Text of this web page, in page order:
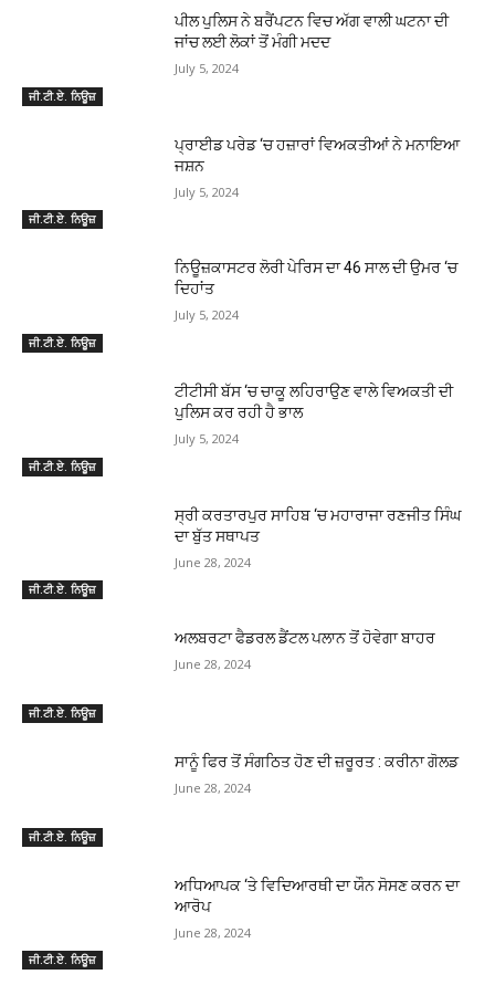
ਜੀ.ਟੀ.ਏ. ਨਿਊਜ਼
ਪੀਲ ਪੁਲਿਸ ਨੇ ਬਰੈਂਪਟਨ ਵਿਚ ਅੱਗ ਵਾਲੀ ਘਟਨਾ ਦੀ
ਜਾਂਚ ਲਈ ਲੋਕਾਂ ਤੋਂ ਮੰਗੀ ਮਦਦ
July 5, 2024
ਜੀ.ਟੀ.ਏ. ਨਿਊਜ਼
ਪ੍ਰਾਈਡ ਪਰੇਡ ‘ਚ ਹਜ਼ਾਰਾਂ ਵਿਅਕਤੀਆਂ ਨੇ ਮਨਾਇਆ
ਜਸ਼ਨ
July 5, 2024
ਜੀ.ਟੀ.ਏ. ਨਿਊਜ਼
ਨਿਊਜ਼ਕਾਸਟਰ ਲੋਰੀ ਪੇਰਿਸ ਦਾ 46 ਸਾਲ ਦੀ ਉਮਰ ‘ਚ
ਦਿਹਾਂਤ
July 5, 2024
ਜੀ.ਟੀ.ਏ. ਨਿਊਜ਼
ਟੀਟੀਸੀ ਬੱਸ ‘ਚ ਚਾਕੂ ਲਹਿਰਾਉਣ ਵਾਲੇ ਵਿਅਕਤੀ ਦੀ
ਪੁਲਿਸ ਕਰ ਰਹੀ ਹੈ ਭਾਲ
July 5, 2024
ਜੀ.ਟੀ.ਏ. ਨਿਊਜ਼
ਸ੍ਰੀ ਕਰਤਾਰਪੁਰ ਸਾਹਿਬ ‘ਚ ਮਹਾਰਾਜਾ ਰਣਜੀਤ ਸਿੰਘ
ਦਾ ਬੁੱਤ ਸਥਾਪਤ
June 28, 2024
ਜੀ.ਟੀ.ਏ. ਨਿਊਜ਼
ਅਲਬਰਟਾ ਫੈਡਰਲ ਡੈਂਟਲ ਪਲਾਨ ਤੋਂ ਹੋਵੇਗਾ ਬਾਹਰ
June 28, 2024
ਜੀ.ਟੀ.ਏ. ਨਿਊਜ਼
ਸਾਨੂੰ ਫਿਰ ਤੋਂ ਸੰਗਠਿਤ ਹੋਣ ਦੀ ਜ਼ਰੂਰਤ : ਕਰੀਨਾ ਗੋਲਡ
June 28, 2024
ਜੀ.ਟੀ.ਏ. ਨਿਊਜ਼
ਅਧਿਆਪਕ ‘ਤੇ ਵਿਦਿਆਰਥੀ ਦਾ ਯੌਨ ਸੋਸਣ ਕਰਨ ਦਾ
ਆਰੋਪ
June 28, 2024